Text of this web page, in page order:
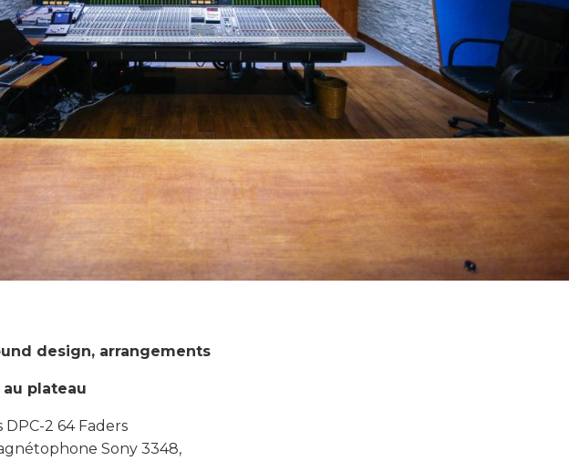
design, arrangements
plateau
2 64 Faders
Sony 3348,